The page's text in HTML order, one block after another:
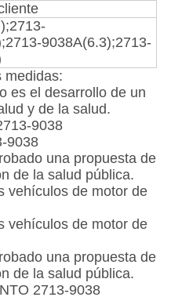
9038A(6.3);2713-
medidas:
es el desarrollo de un
y de la salud.
9038
9038
una propuesta de
de la salud pública.
vehículos de motor de
vehículos de motor de
una propuesta de
de la salud pública.
2713-9038